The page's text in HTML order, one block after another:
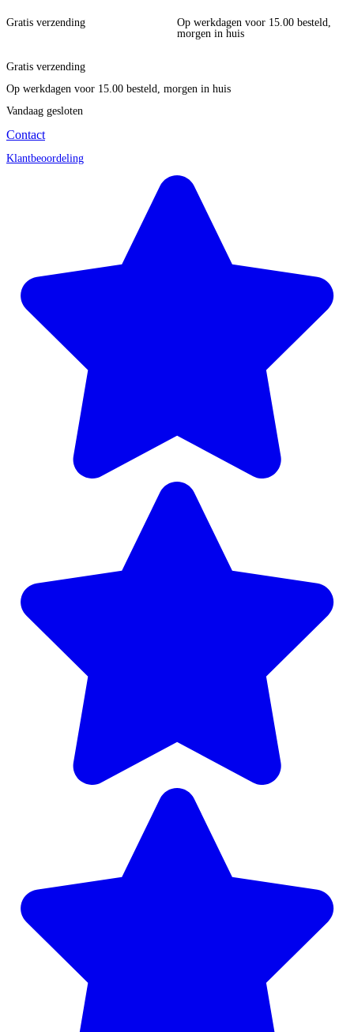
Gratis verzending
Op werkdagen voor 15.00 besteld,
morgen in huis
Gratis verzending
Op werkdagen voor 15.00 besteld, morgen in huis
Vandaag gesloten
Contact
Klantbeoordeling